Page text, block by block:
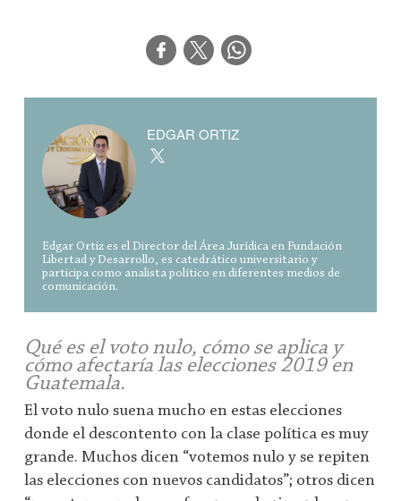
Qué es el voto nulo, cómo se aplica y
cómo afectaría las elecciones 2019 en
Guatemala.
El voto nulo suena mucho en estas elecciones
donde el descontento con la clase política es muy
grande. Muchos dicen “votemos nulo y se repiten
las elecciones con nuevos candidatos”; otros dicen
EDGAR ORTIZ
Edgar Ortiz es el Director del Área Jurídica en Fundación
Libertad y Desarrollo, es catedrático universitario y
participa como analista político en diferentes medios de
comunicación.